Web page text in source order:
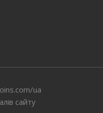
ua
сайту